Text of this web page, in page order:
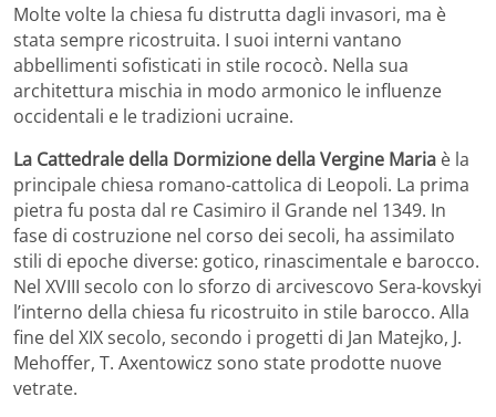
Molte volte la chiesa fu distrutta dagli invasori, ma è
stata sempre ricostruita. I suoi interni vantano
abbellimenti sofisticati in stile rococò. Nella sua
architettura mischia in modo armonico le influenze
occidentali e le tradizioni ucraine.
La Cattedrale della Dormizione della Vergine Maria è la
principale chiesa romano-cattolica di Leopoli. La prima
pietra fu posta dal re Casimiro il Grande nel 1349. In
fase di costruzione nel corso dei secoli, ha assimilato
stili di epoche diverse: gotico, rinascimentale e barocco.
Nel XVIII secolo con lo sforzo di arcivescovo Sera-kovskyi
l’interno della chiesa fu ricostruito in stile barocco. Alla
fine del XIX secolo, secondo i progetti di Jan Matejko, J.
Mehoffer, T. Axentowicz sono state prodotte nuove
vetrate.